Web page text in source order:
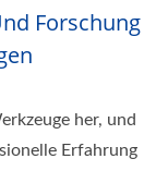
Forschung
her, und
Erfahrung